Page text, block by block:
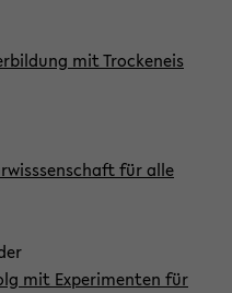
mit Tro­cken­eis
für alle
mit Ex­pe­ri­men­ten für